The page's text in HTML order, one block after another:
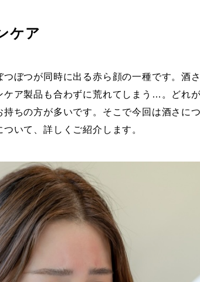
ケア
ぼつが同時に出る赤ら顔の一種です。酒
ケア製品も合わずに荒れてしまう…。どれ
ちの方が多いです。そこで今回は酒さに
いて、詳しくご紹介します。